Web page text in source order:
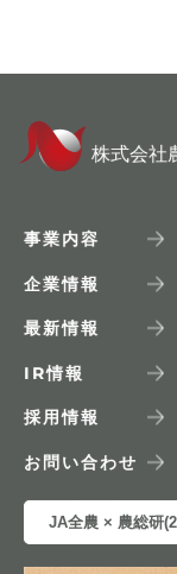
株式会社
事業内容
企業情報
最新情報
IR情報
採用情報
お問い合わせ
JA全農 × 農総研